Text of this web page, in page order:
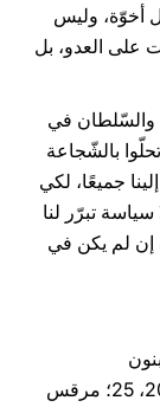
أخوّة، وليس
على العدو، بل
والسّلطان في
بالشّجاعة
جميعًا، لكي
سياسة تبرّر لنا
إن لم يكن في
إمبراطوريّاتهم بالسّلطان وبالمال (راجع متّى 20، 25؛ مرقس